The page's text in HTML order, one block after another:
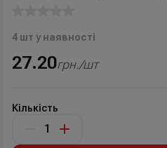
4 шт у наявності
27.20грн./шт
Кількість